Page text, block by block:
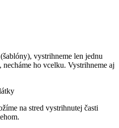
vystrihneme len jednu
ho vcelku. Vystrihneme aj
na stred vystrihnutej časti